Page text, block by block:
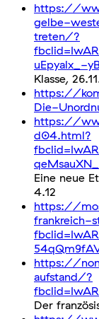
https://
gelbe-
treten/?
uEpyalx_-
Klasse,
https://
Die-
https://
d04.html?
Eine neue
4.12
https://
frankreich-
https://
aufstand/?
Der